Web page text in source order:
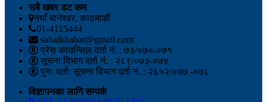
सबै खबर डट कम
नयाँ बानेश्वर, काठमाडौं
01-4115444
sabaikhabar@gmail.com
प्रेस काउन्सिल दर्ता नं. : ७३/०७०-०७१
सूचना विभाग दर्ता नं. : २८९/०७३-०७४
पुनः दर्ता: सूचना विभाग दर्ता नं. : २६५२/०७७ -०७८
विज्ञापनका लागि सम्पर्क